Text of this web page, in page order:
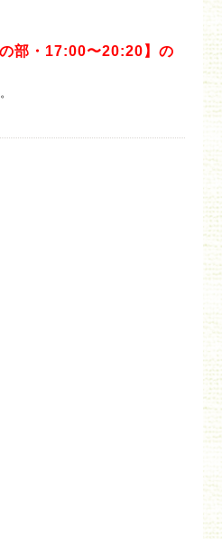
部・17:00〜20:20】の